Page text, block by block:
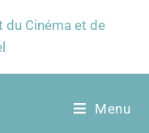
du Cinéma et de
Menu